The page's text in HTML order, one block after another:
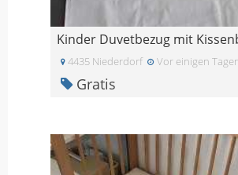
Kinder Duvetbezug mit
4435 Niederdorf Vor einigen
Gratis